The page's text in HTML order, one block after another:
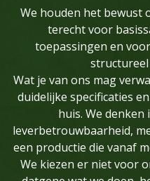
We houden het bewust
terecht voor
toepassingen en
Wat je van ons mag
duidelijke specificaties
huis. We denken
leverbetrouwbaarheid,
een productie die vanaf
We kiezen er niet voor